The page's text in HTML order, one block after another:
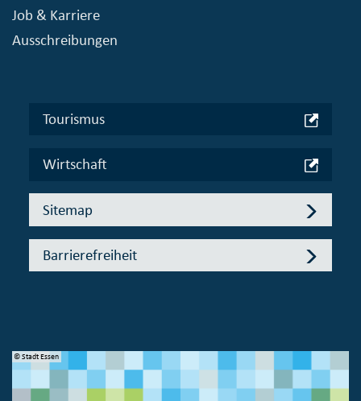
Job & Karriere
Ausschreibungen
Tourismus
Wirtschaft
Sitemap
Barrierefreiheit
© Stadt Essen